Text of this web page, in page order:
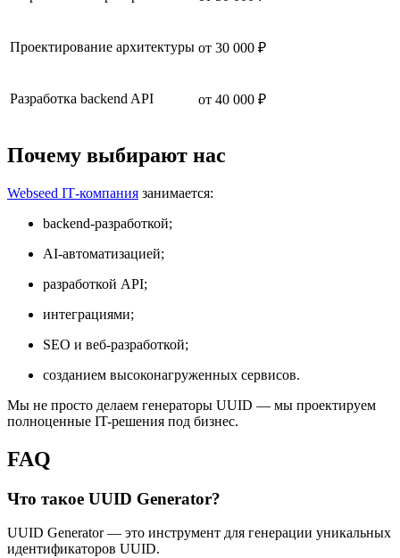
Проектирование архитектуры от 30 000 ₽
Разработка backend API от 40 000 ₽
Почему выбирают нас
Webseed IT‑компания занимается:
backend-разработкой;
AI-автоматизацией;
разработкой API;
интеграциями;
SEO и веб-разработкой;
созданием высоконагруженных сервисов.
Мы не просто делаем генераторы UUID — мы проектируем
полноценные IT-решения под бизнес.
FAQ
Что такое UUID Generator?
UUID Generator — это инструмент для генерации уникальных
идентификаторов UUID.